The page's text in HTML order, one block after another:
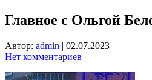
Главное с Ольгой
Автор: admin | 02.07.2023
Нет комментариев